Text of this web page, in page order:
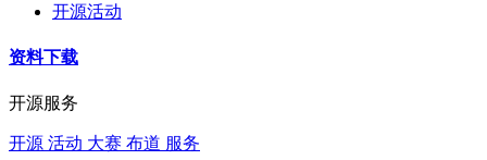
开源活动
资料下载
开源服务
开源 活动 大赛 布道 服务